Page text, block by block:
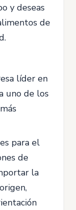
y deseas
de
líder en
uno de los
para el
de
la